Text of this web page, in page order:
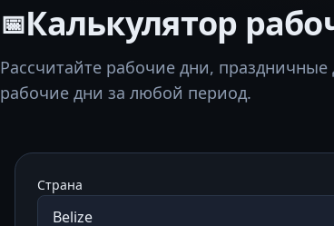
📅Калькулятор
Рассчитайте рабочие дни,
рабочие дни за любой период.
Страна